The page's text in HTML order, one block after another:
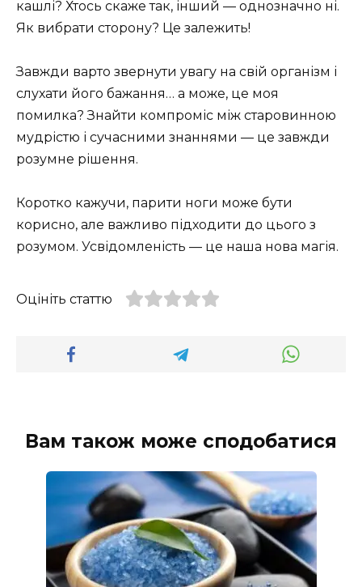
кашлі? Хтось скаже так, інший — однозначно ні.
Як вибрати сторону? Це залежить!
Завжди варто звернути увагу на свій організм і
слухати його бажання… а може, це моя
помилка? Знайти компроміс між старовинною
мудрістю і сучасними знаннями — це завжди
розумне рішення.
Коротко кажучи, парити ноги може бути
корисно, але важливо підходити до цього з
розумом. Усвідомленість — це наша нова магія.
Оцініть статтю
Вам також може сподобатися